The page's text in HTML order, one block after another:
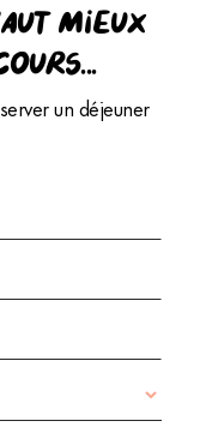
mieux
un déjeuner